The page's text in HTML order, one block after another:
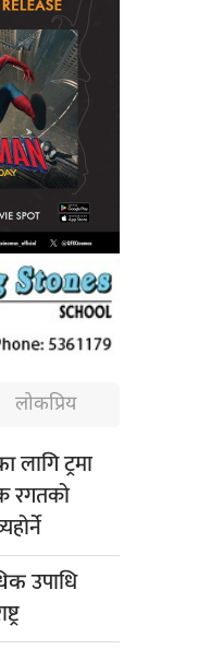
लोकप्रिय
लागि ट्रमा
रगतको
उपाधि